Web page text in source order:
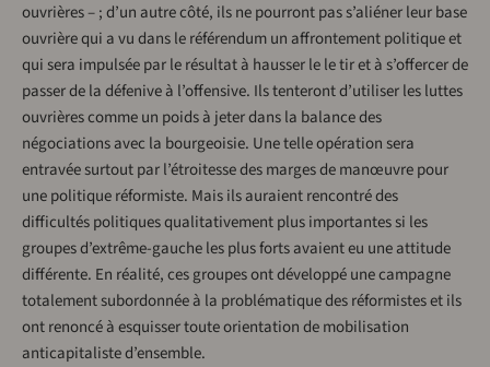
ouvrières – ; d’un autre côté, ils ne pourront pas s’aliéner leur base
ouvrière qui a vu dans le référendum un affrontement politique et
qui sera impulsée par le résultat à hausser le le tir et à s’offercer de
passer de la défenive à l’offensive. Ils tenteront d’utiliser les luttes
ouvrières comme un poids à jeter dans la balance des
négociations avec la bourgeoisie. Une telle opération sera
entravée surtout par l’étroitesse des marges de manœuvre pour
une politique réformiste. Mais ils auraient rencontré des
difficultés politiques qualitativement plus importantes si les
groupes d’extrême-gauche les plus forts avaient eu une attitude
différente. En réalité, ces groupes ont développé une campagne
totalement subordonnée à la problématique des réformistes et ils
ont renoncé à esquisser toute orientation de mobilisation
anticapitaliste d’ensemble.